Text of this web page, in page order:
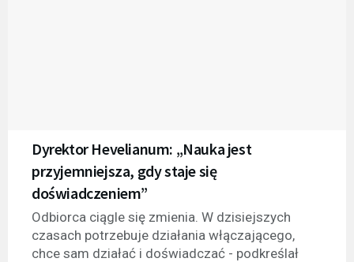
Dyrektor Hevelianum: „Nauka jest
przyjemniejsza, gdy staje się
doświadczeniem”
Odbiorca ciągle się zmienia. W dzisiejszych
czasach potrzebuje działania włączającego,
chce sam działać i doświadczać - podkreślał